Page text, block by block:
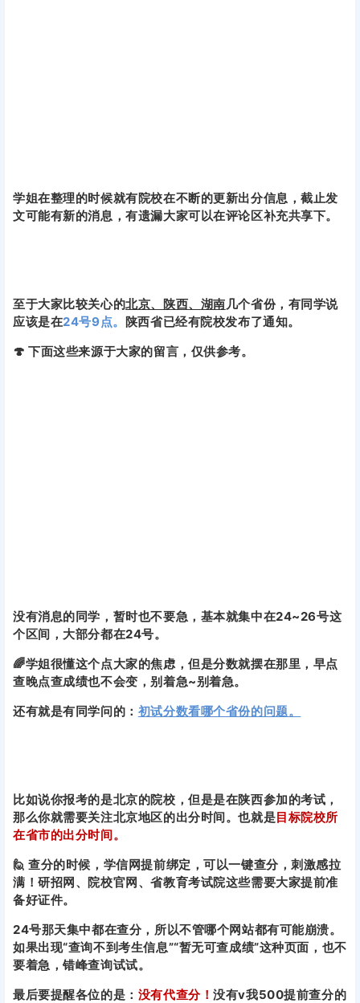
学姐在整理的时候就有院校在不断的更新出分信息，截止发
文可能有新的消息，有遗漏大家可以在评论区补充共享下。
至于大家比较关心的北京、陕西、湖南几个省份，有同学说
应该是在24号9点。 陕西省已经有院校发布了通知。
🍄 下面这些来源于大家的留言，仅供参考。
没有消息的同学，暂时也不要急，基本就集中在24~26号这
个区间，大部分都在24号。
🌈学姐很懂这个点大家的焦虑，但是分数就摆在那里，早点
查晚点查成绩也不会变，别着急~别着急。
还有就是有同学问的： 初试分数看哪个省份的问题。
比如说你报考的是北京的院校，但是是在陕西参加的考试，
那么你就需要关注北京地区的出分时间。也就是目标院校所
在省市的出分时间。
🙋 查分的时候，学信网提前绑定，可以一键查分，刺激感拉
满！研招网、院校官网、省教育考试院这些需要大家提前准
备好证件。
24号那天集中都在查分，所以不管哪个网站都有可能崩溃。
如果出现“查询不到考生信息”“暂无可查成绩”这种页面，也不
要着急，错峰查询试试。
最后要提醒各位的是： 没有代查分！没有v我500提前查分的